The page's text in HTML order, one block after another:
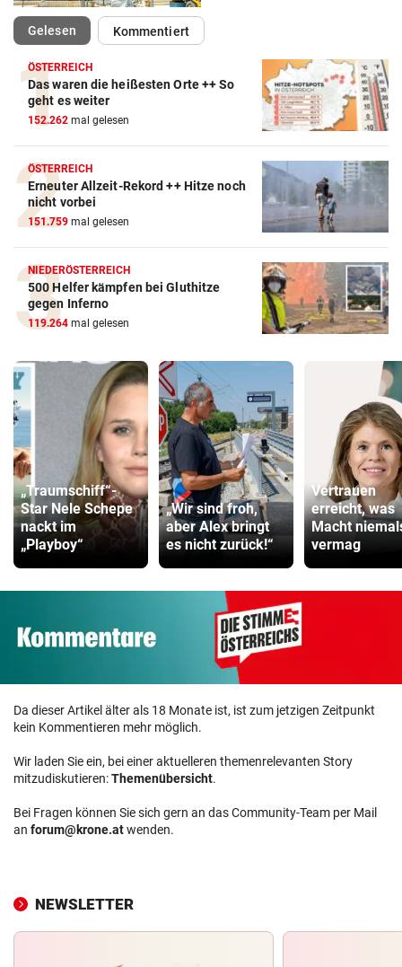
Gelesen(ausgewählt)Kommentiert
ÖSTERREICH
Das waren die heißesten Orte ++ So
geht es weiter
152.262 mal gelesen
ÖSTERREICH
Erneuter Allzeit-Rekord ++ Hitze noch
nicht vorbei
151.759 mal gelesen
NIEDERÖSTERREICH
500 Helfer kämpfen bei Gluthitze
gegen Inferno
119.264 mal gelesen
„Traumschiff“-
Star Nele Schepe
nackt im
„Playboy“
„Wir sind froh,
aber Alex bringt
es nicht zurück!“
Vertrauen
erreicht, was
Macht
vermag
Da dieser Artikel älter als 18 Monate ist, ist zum jetzigen Zeitpunkt
kein Kommentieren mehr möglich.
Wir laden Sie ein, bei einer aktuelleren themenrelevanten Story
mitzudiskutieren:Themenübersicht.
Bei Fragen können Sie sich gern an das Community-Team per Mail
an forum@krone.atwenden.
NEWSLETTER